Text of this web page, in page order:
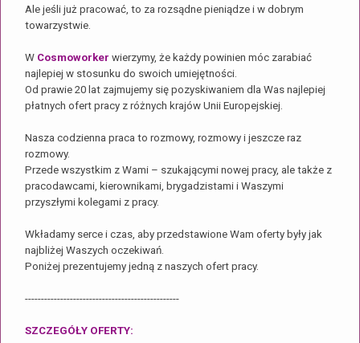
Ale jeśli już pracować, to za rozsądne pieniądze i w dobrym
towarzystwie.
W Cosmoworker wierzymy, że każdy powinien móc zarabiać
najlepiej w stosunku do swoich umiejętności.
Od prawie 20 lat zajmujemy się pozyskiwaniem dla Was najlepiej
płatnych ofert pracy z różnych krajów Unii Europejskiej.
Nasza codzienna praca to rozmowy, rozmowy i jeszcze raz
rozmowy.
Przede wszystkim z Wami – szukającymi nowej pracy, ale także z
pracodawcami, kierownikami, brygadzistami i Waszymi
przyszłymi kolegami z pracy.
Wkładamy serce i czas, aby przedstawione Wam oferty były jak
najbliżej Waszych oczekiwań.
Poniżej prezentujemy jedną z naszych ofert pracy.
------------------------------------------------
SZCZEGÓŁY OFERTY: